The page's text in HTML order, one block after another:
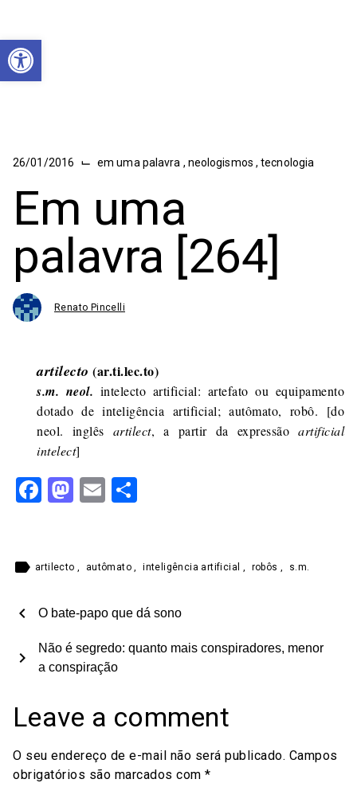
Abrir a barra de ferramentas
26/01/2016 ⌙ em uma palavra , neologismos ,tecnologia
Em uma
palavra [264]
Renato Pincelli
artilecto (ar.ti.lec.to)
s.m. neol. intelecto artificial: artefato ou equipamento
dotado de inteligência artificial; autômato, robô. [do
neol. inglês artilect, a partir da expressão artificial
intelect]
Facebook
Mastodon
Email
label artilecto, autômato, inteligência artificial , robôs, s.m.
chevron_left O bate-papo que dá sono
Não é segredo: quanto mais conspiradores, menor
a conspiração
chevron_right
Leave a comment
O seu endereço de e-mail não será publicado. Campos
obrigatórios são marcados com *